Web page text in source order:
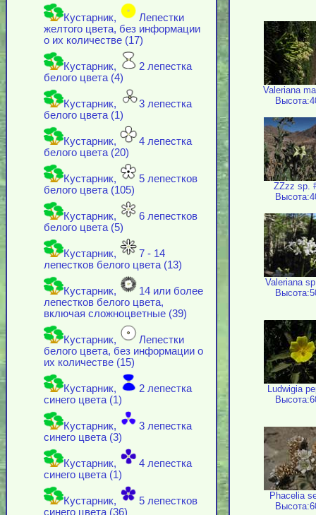
Кустарник,
Лепестки
желтого цвета, без информации
о их количестве (17)
Кустарник,
2 лепестка
белого цвета (4)
Кустарник,
3 лепестка
белого цвета (1)
Кустарник,
4 лепестка
белого цвета (20)
Кустарник,
5 лепестков
белого цвета (105)
Кустарник,
6 лепестков
белого цвета (5)
Кустарник,
7 - 14
лепестков белого цвета (13)
Кустарник,
14 или более
лепестков белого цвета,
включая cложноцветные (39)
Кустарник,
Лепестки
белого цвета, без информации о
их количестве (15)
Кустарник,
2 лепестка
синего цвета (1)
Кустарник,
3 лепестка
синего цвета (3)
Кустарник,
4 лепестка
синего цвета (1)
Кустарник,
5 лепестков
синего цвета (36)
Valeriana
ZZzz sp.
Valeriana
Ludwigia
Phacelia